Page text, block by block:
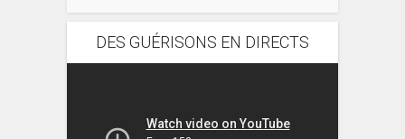
DES GUÉRISONS EN DIRECTS